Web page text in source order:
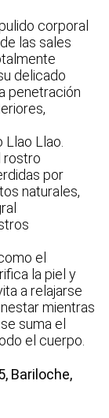
corporal
las sales
delicado
penetración
Llao Llao.
rostro
por
naturales,
el
la piel y
a relajarse
mientras
suma el
el cuerpo.
Bariloche,